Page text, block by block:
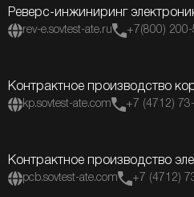
Реверс-инжиниринг
rev-e.sovtest-ate.ru +7(800)
Контрактное производство
kp.sovtest-ate.com +7 (4712)
Контрактное производство
pcb.sovtest-ate.com +7 (4712)